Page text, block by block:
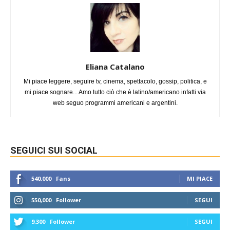
Eliana Catalano
Mi piace leggere, seguire tv, cinema, spettacolo, gossip, politica, e
mi piace sognare... Amo tutto ciò che è latino/americano infatti via
web seguo programmi americani e argentini.
SEGUICI SUI SOCIAL
540,000 Fans MI PIACE
550,000 Follower SEGUI
9,300 Follower SEGUI